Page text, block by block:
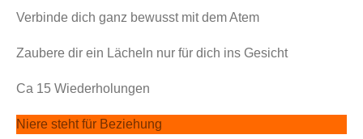
Verbinde dich ganz bewusst mit dem Atem
Zaubere dir ein Lächeln nur für dich ins Gesicht
Ca 15 Wiederholungen
Niere steht für Beziehung